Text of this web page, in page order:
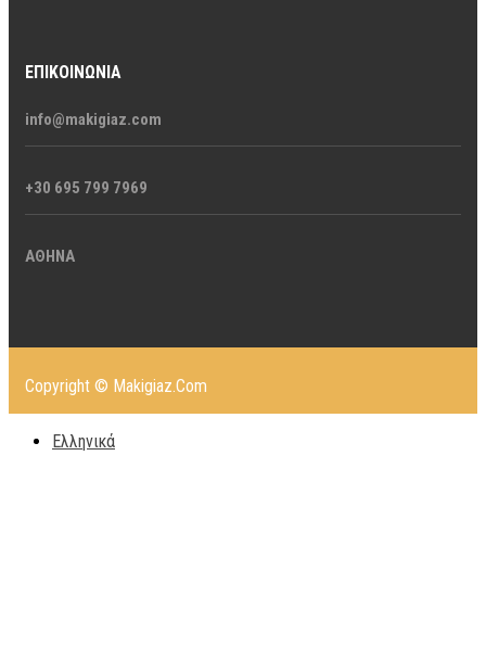
ΕΠΙΚΟΙΝΩΝΊΑ
info@makigiaz.com
+30 695 799 7969
ΑΘΗΝΑ
Copyright © Makigiaz.Com
Ελληνικά